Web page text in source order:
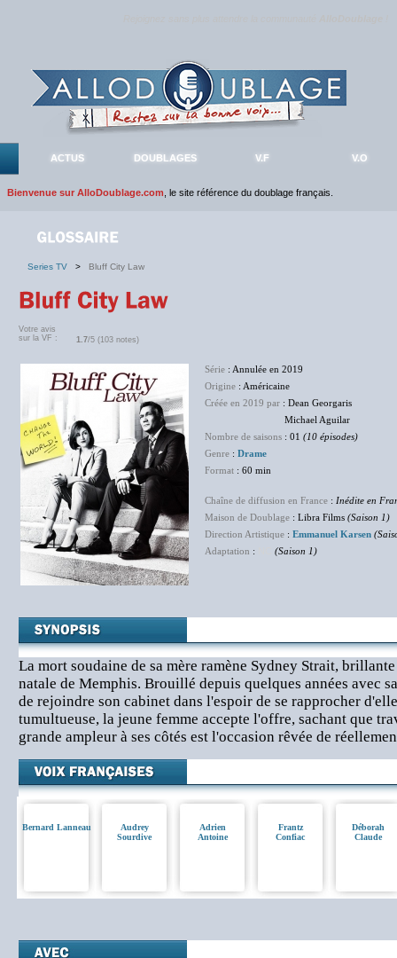
ACTUS DOUBLAGES V.F V.O
Bienvenue sur AlloDoublage.com , le site référence du doublage français.
Series TV > Bluff City Law
Votre avis
sur la VF :
1.7/5 (103 notes)
Série : Annulée en 2019
Origine : Américaine
Créée en 2019 par : Dean Georgaris
Michael Aguilar
Nombre de saisons : 01 (10 épisodes)
Genre : Drame
Format : 60 min
Chaîne de diffusion en France : Inédite en
Maison de Doublage : Libra Films (Saison 1)
Direction Artistique : Emmanuel Karsen
Adaptation : (Saison 1)
La mort soudaine de sa mère ramène Sydney Strait,
natale de Memphis. Brouillé depuis quelques années avec
de rejoindre son cabinet dans l'espoir de se rapprocher
tumultueuse, la jeune femme accepte l'offre, sachant que
grande ampleur à ses côtés est l'occasion rêvée de
Bernard Lanneau
Audrey
Sourdive
Adrien
Antoine
Frantz
Confiac
Déborah
Claude